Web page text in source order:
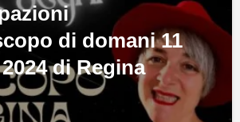
di domani 11
di Regina